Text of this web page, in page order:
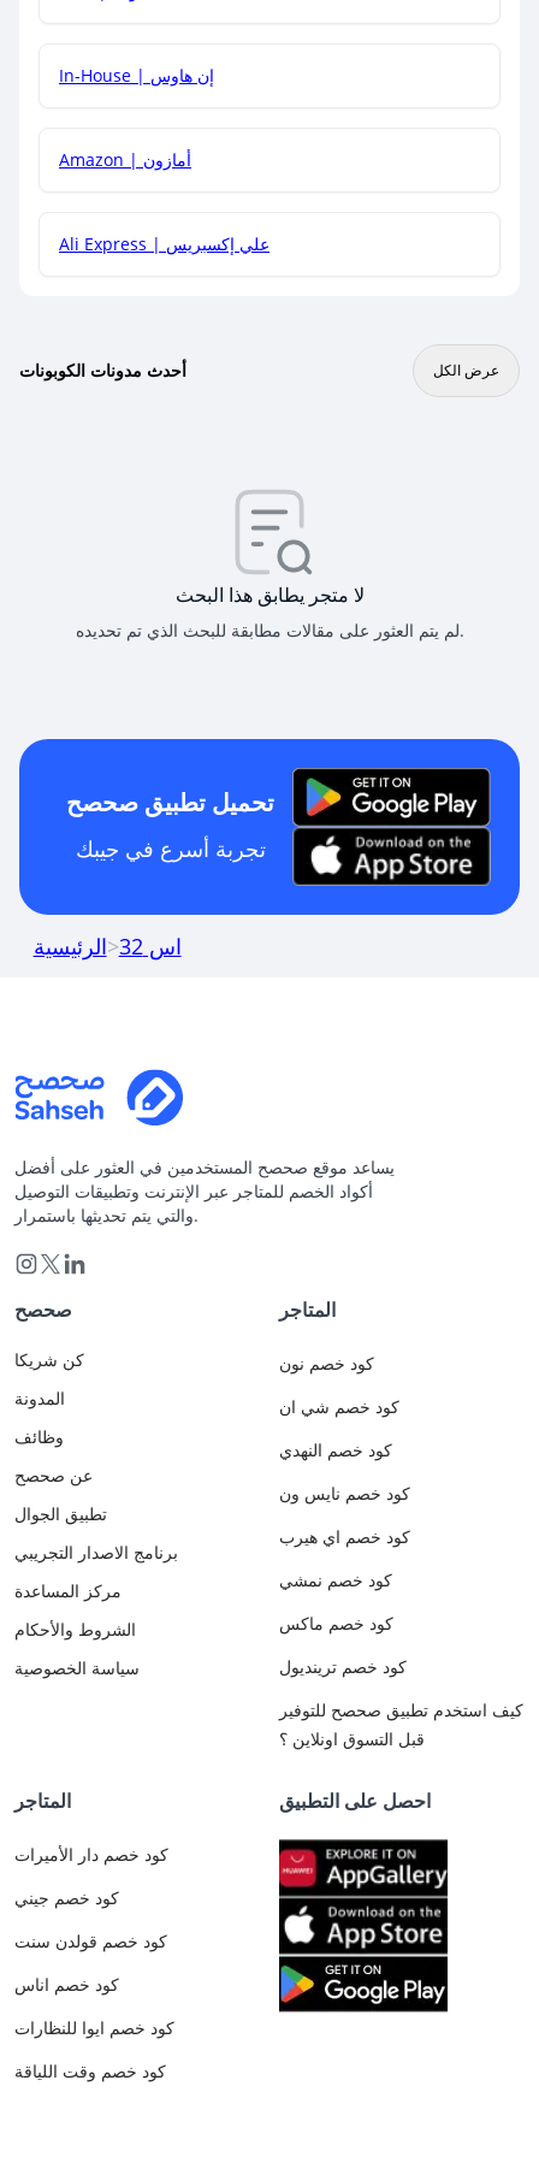
In-House | إن هاوس
Amazon | أمازون
Ali Express | علي إكسبريس
أحدث مدونات الكوبونات عرض الكل
لا متجر يطابق هذا البحث
لم يتم العثور على مقالات مطابقة للبحث الذي تم تحديده.
تحميل تطبيق صحصح
تجربة أسرع في جيبك
الرئيسية> اس 32
يساعد موقع صحصح المستخدمين في العثور على أفضل
أكواد الخصم للمتاجر عبر الإنترنت وتطبيقات التوصيل
والتي يتم تحديثها باستمرار.
صحصح
كن شريكا
المدونة
وظائف
عن صحصح
تطبيق الجوال
برنامج الاصدار التجريبي
مركز المساعدة
الشروط والأحكام
سياسة الخصوصية
المتاجر
كود خصم نون
كود خصم شي ان
كود خصم النهدي
كود خصم نايس ون
كود خصم اي هيرب
كود خصم نمشي
كود خصم ماكس
كود خصم ترينديول
كيف استخدم تطبيق صحصح للتوفير
قبل التسوق اونلاين ؟
المتاجر
كود خصم دار الأميرات
كود خصم جيني
كود خصم قولدن سنت
كود خصم اناس
كود خصم ايوا للنظارات
كود خصم وقت اللياقة
احصل على التطبيق